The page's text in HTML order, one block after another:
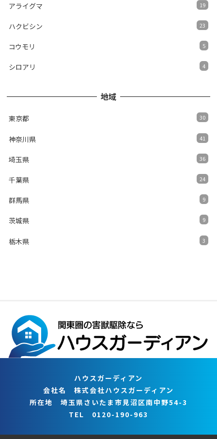
アライグマ 19
ハクビシン 23
コウモリ 5
シロアリ 4
地域
東京都 30
神奈川県 41
埼玉県 36
千葉県 24
群馬県 9
茨城県 9
栃木県 3
ハウスガーディアン
会社名 株式会社ハウスガーディアン
所在地 埼玉県さいたま市見沼区南中野54-3
TEL 0120-190-963